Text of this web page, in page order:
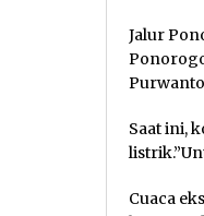
Jalur
Saat ini,
Cuaca